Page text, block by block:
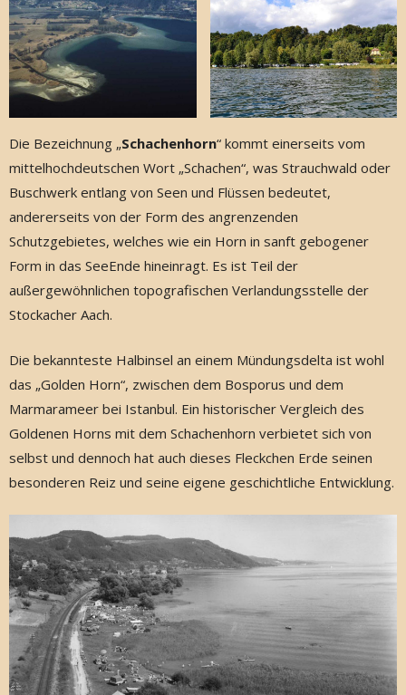
Die Bezeichnung „Schachenhorn“ kommt einerseits vom
mittelhochdeutschen Wort „Schachen“, was Strauchwald oder
Buschwerk entlang von Seen und Flüssen bedeutet,
andererseits von der Form des angrenzenden
Schutzgebietes, welches wie ein Horn in sanft gebogener
Form in das SeeEnde hineinragt. Es ist Teil der
außergewöhnlichen topografischen Verlandungsstelle der
Stockacher Aach.
Die bekannteste Halbinsel an einem Mündungsdelta ist wohl
das „Golden Horn“, zwischen dem Bosporus und dem
Marmarameer bei Istanbul. Ein historischer Vergleich des
Goldenen Horns mit dem Schachenhorn verbietet sich von
selbst und dennoch hat auch dieses Fleckchen Erde seinen
besonderen Reiz und seine eigene geschichtliche Entwicklung.